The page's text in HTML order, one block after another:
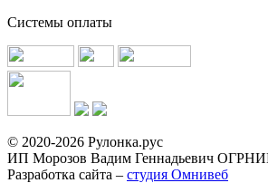
Системы оплаты
© 2020-2026 Рулонка.рус
ИП Морозов Вадим Геннадьевич
Разработка сайта – студия Омнивеб